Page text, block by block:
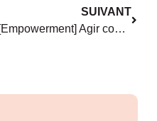
SUIVANT
[Empowerment] Agir contre le harcèlement sexuel au travail